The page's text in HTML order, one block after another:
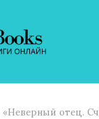
«Неверный отец.